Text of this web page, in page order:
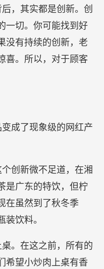
，其实都是创新。创
一切。你可能找到好
没有持续的创新，老
喜。所以，对于顾客
成了现象级的网红产
创新微不足道，在湘
是广东的特饮，但柠
在虽然到了秋冬季
饮料。
。在这之前，所有的
希望小炒肉上桌有香